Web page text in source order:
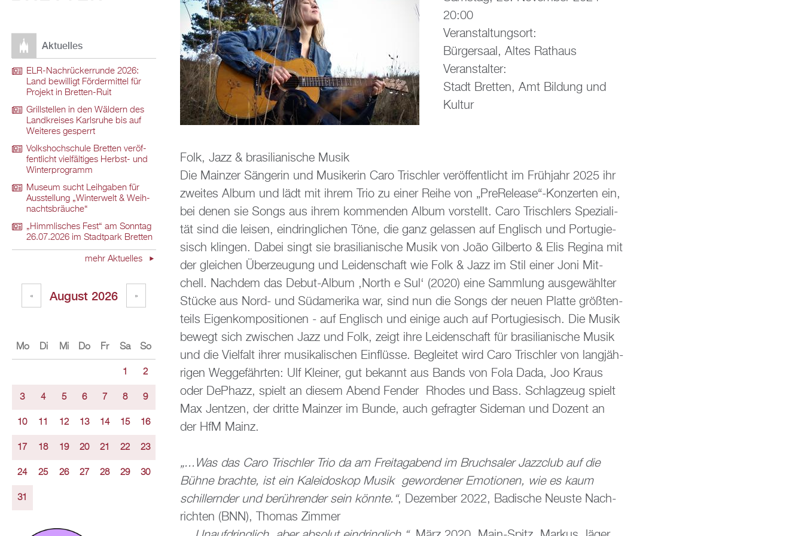
20:00
Ver­an­stal­tungs­ort:
Bür­ger­saal, Altes Rat­haus
Ver­an­stal­ter:
Stadt Brett­en, Amt Bil­dung und
Kul­tur
Folk, Jazz & bra­si­lia­ni­sche Musik
Die Main­zer Sän­ge­rin und Mu­si­ke­rin Caro Trisch­ler ver­öf­fent­licht im Früh­jahr 2025 ihr
zwei­tes Album und lädt mit ihrem Trio zu einer Reihe von „Pre­Re­lease“-Kon­zer­ten ein,
bei denen sie Songs aus ihrem kom­men­den Album vor­stellt. Caro Trisch­lers Spe­zia­li­
tät sind die lei­sen, ein­dring­li­chen Töne, die ganz ge­las­sen auf Eng­lisch und Por­tu­gie­
sisch klin­gen. Dabei singt sie bra­si­lia­ni­sche Musik von João Gil­ber­to & Elis Re­gi­na mit
der glei­chen Über­zeu­gung und Lei­den­schaft wie Folk & Jazz im Stil einer Joni Mit­
chell. Nach­dem das Debut-Album ‚North e Sul‘ (2020) eine Samm­lung aus­ge­wähl­ter
Stü­cke aus Nord- und Süd­ame­ri­ka war, sind nun die Songs der neuen Plat­te grö­ß­ten­
teils Ei­gen­kom­po­si­tio­nen - auf Eng­lisch und ei­ni­ge auch auf Por­tu­gie­sisch. Die Musik
be­wegt sich zwi­schen Jazz und Folk, zeigt ihre Lei­den­schaft für bra­si­lia­ni­sche Musik
und die Viel­falt ihrer mu­si­ka­li­schen Ein­flüs­se. Be­glei­tet wird Caro Trisch­ler von lang­jäh­
ri­gen Weg­ge­fähr­ten: Ulf Klei­ner, gut be­kannt aus Bands von Fola Dada, Joo Kraus
oder De­Phazz, spielt an die­sem Abend Fen­der Rho­des und Bass. Schlag­zeug spielt
Max Jent­zen, der drit­te Main­zer im Bunde, auch ge­frag­ter Si­de­man und Do­zent an
der HfM Mainz.
„...Was das Caro Trisch­ler Trio da am Frei­tag­abend im Bruch­sa­ler Jazz­club auf die
Bühne brach­te, ist ein Ka­lei­do­skop Musik ge­wor­de­ner Emo­tio­nen, wie es kaum
schil­lern­der und be­rüh­ren­der sein könn­te.“, De­zem­ber 2022, Ba­di­sche Neus­te Nach­
rich­ten (BNN), Tho­mas Zim­mer
Ak­tu­el­les
ELR-Nach­rü­ck­er­run­de 2026:
Land be­wil­ligt För­der­mit­tel für
Pro­jekt in Brett­en-Ruit
Grill­stel­len in den Wäl­dern des
Land­krei­ses Karls­ru­he bis auf
Wei­te­res ge­sperrt
Volks­hoch­schu­le Brett­en ver­öf­
fent­licht viel­fäl­ti­ges Herbst- und
Win­ter­pro­gramm
Mu­se­um sucht Leih­ga­ben für
Aus­stel­lung „Win­ter­welt & Weih­
nachts­bräu­che“
„Himm­li­sches Fest“ am Sonn­tag
26.07.2026 im Stadt­park Brett­en
mehr Ak­tu­el­les
Au­gust 2026
« »
Mo Di Mi Do Fr Sa So
1 2
3 4 5 6 7 8 9
10 11 12 13 14 15 16
17 18 19 20 21 22 23
24 25 26 27 28 29 30
31